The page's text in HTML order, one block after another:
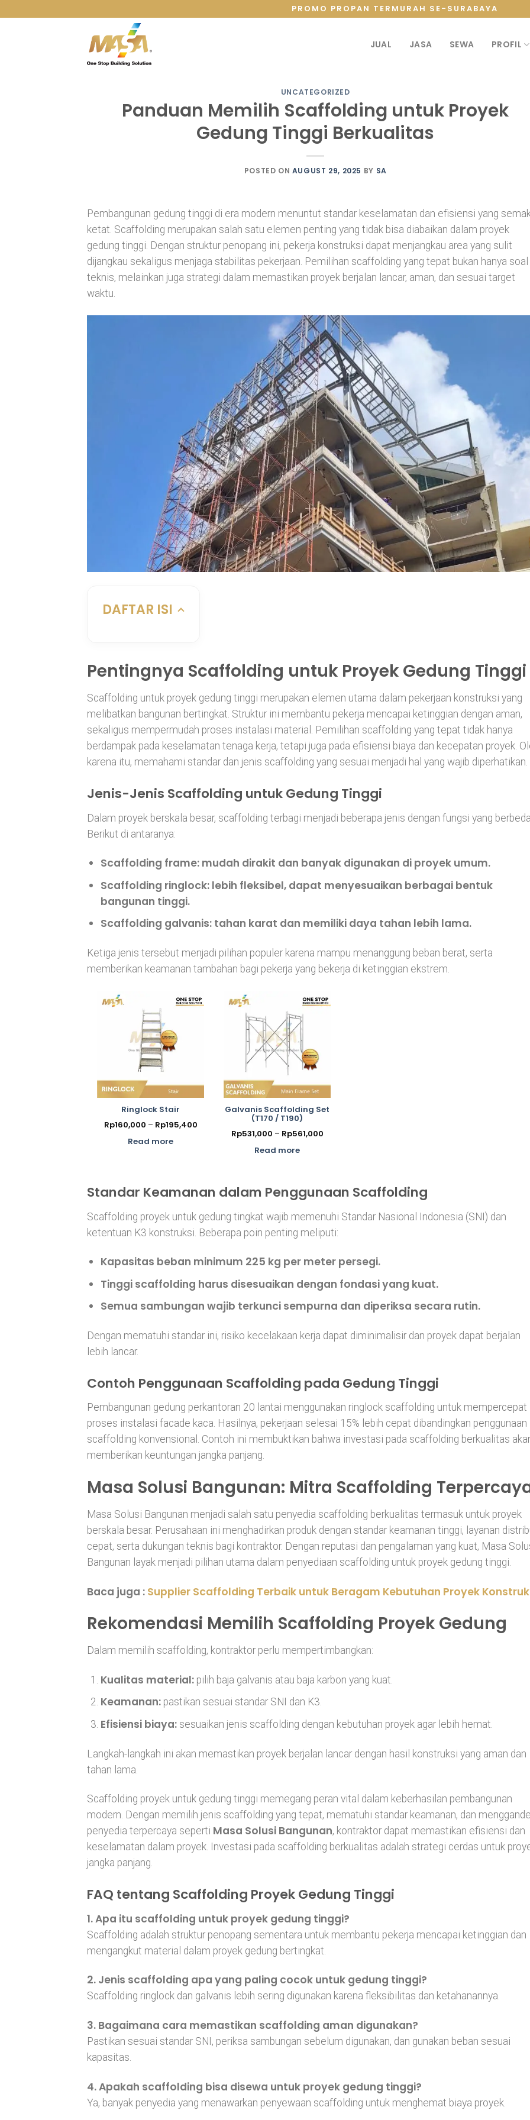
PROMO PROPAN TERMURAH SE-SURABAYA
JUAL JASA SEWA PROFIL
UNCATEGORIZED
Panduan Memilih Scaffolding untuk Proyek
Gedung Tinggi Berkualitas
POSTED ON AUGUST 29, 2025 BY SA
Pembangunan gedung tinggi di era modern menuntut standar keselamatan dan efisiensi yang
ketat. Scaffolding merupakan salah satu elemen penting yang tidak bisa diabaikan dalam proyek
gedung tinggi. Dengan struktur penopang ini, pekerja konstruksi dapat menjangkau area yang sulit
dijangkau sekaligus menjaga stabilitas pekerjaan. Pemilihan scaffolding yang tepat bukan hanya soal
teknis, melainkan juga strategi dalam memastikan proyek berjalan lancar, aman, dan sesuai target
waktu.
DAFTAR ISI
Pentingnya Scaffolding untuk Proyek Gedung Tinggi
Scaffolding untuk proyek gedung tinggi merupakan elemen utama dalam pekerjaan konstruksi yang
melibatkan bangunan bertingkat. Struktur ini membantu pekerja mencapai ketinggian dengan aman,
sekaligus mempermudah proses instalasi material. Pemilihan scaffolding yang tepat tidak hanya
berdampak pada keselamatan tenaga kerja, tetapi juga pada efisiensi biaya dan kecepatan proyek.
karena itu, memahami standar dan jenis scaffolding yang sesuai menjadi hal yang wajib diperhatikan.
Jenis-Jenis Scaffolding untuk Gedung Tinggi
Dalam proyek berskala besar, scaffolding terbagi menjadi beberapa jenis dengan fungsi yang
Berikut di antaranya:
Scaffolding frame:mudah dirakit dan banyak digunakan di proyek umum.
Scaffolding ringlock:lebih fleksibel, dapat menyesuaikan berbagai bentuk
bangunan tinggi.
Scaffolding galvanis:tahan karat dan memiliki daya tahan lebih lama.
Ketiga jenis tersebut menjadi pilihan populer karena mampu menanggung beban berat, serta
memberikan keamanan tambahan bagi pekerja yang bekerja di ketinggian ekstrem.
Ringlock Stair
Rp160,000 – Rp195,400Price
Rp160,000
Read more
Galvanis Scaffolding Set
(T170 / T190)
Rp531,000 – Rp561,000Price
Read more
Standar Keamanan dalam Penggunaan Scaffolding
Scaffolding proyek untuk gedung tingkat wajib memenuhi Standar Nasional Indonesia (SNI) dan
ketentuan K3 konstruksi. Beberapa poin penting meliputi:
Kapasitas beban minimum 225 kg per meter persegi.
Tinggi scaffolding harus disesuaikan dengan fondasi yang kuat.
Semua sambungan wajib terkunci sempurna dan diperiksa secara rutin.
Dengan mematuhi standar ini, risiko kecelakaan kerja dapat diminimalisir dan proyek dapat berjalan
lebih lancar.
Contoh Penggunaan Scaffolding pada Gedung Tinggi
Pembangunan gedung perkantoran 20 lantai menggunakan ringlock scaffolding untuk mempercepat
proses instalasi facade kaca. Hasilnya, pekerjaan selesai 15% lebih cepat dibandingkan penggunaan
scaffolding konvensional. Contoh ini membuktikan bahwa investasi pada scaffolding berkualitas
memberikan keuntungan jangka panjang.
Masa Solusi Bangunan: Mitra Scaffolding
Masa Solusi Bangunan menjadi salah satu penyedia scaffolding berkualitas termasuk untuk proyek
berskala besar. Perusahaan ini menghadirkan produk dengan standar keamanan tinggi, layanan
cepat, serta dukungan teknis bagi kontraktor. Dengan reputasi dan pengalaman yang kuat, Masa
Bangunan layak menjadi pilihan utama dalam penyediaan scaffolding untuk proyek gedung tinggi.
Baca juga : Supplier Scaffolding Terbaik untuk Beragam Kebutuhan Proyek
Rekomendasi Memilih Scaffolding Proyek Gedung
Dalam memilih scaffolding, kontraktor perlu mempertimbangkan:
Kualitas material:pilih baja galvanis atau baja karbon yang kuat.
Keamanan:pastikan sesuai standar SNI dan K3.
Efisiensi biaya:sesuaikan jenis scaffolding dengan kebutuhan proyek agar lebih hemat.
Langkah-langkah ini akan memastikan proyek berjalan lancar dengan hasil konstruksi yang aman dan
tahan lama.
Scaffolding proyek untuk gedung tinggi memegang peran vital dalam keberhasilan pembangunan
modern. Dengan memilih jenis scaffolding yang tepat, mematuhi standar keamanan, dan
penyedia terpercaya seperti Masa Solusi Bangunan, kontraktor dapat memastikan efisiensi dan
keselamatan dalam proyek. Investasi pada scaffolding berkualitas adalah strategi cerdas untuk
jangka panjang.
FAQ tentang Scaffolding Proyek Gedung Tinggi
1. Apa itu scaffolding untuk proyek gedung tinggi?
Scaffolding adalah struktur penopang sementara untuk membantu pekerja mencapai ketinggian dan
mengangkut material dalam proyek gedung bertingkat.
2. Jenis scaffolding apa yang paling cocok untuk gedung tinggi?
Scaffolding ringlock dan galvanis lebih sering digunakan karena fleksibilitas dan ketahanannya.
3. Bagaimana cara memastikan scaffolding aman digunakan?
Pastikan sesuai standar SNI, periksa sambungan sebelum digunakan, dan gunakan beban sesuai
kapasitas.
4. Apakah scaffolding bisa disewa untuk proyek gedung tinggi?
Ya, banyak penyedia yang menawarkan penyewaan scaffolding untuk menghemat biaya proyek.